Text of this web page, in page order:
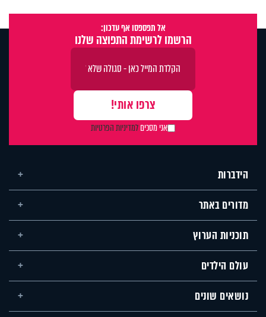
אל תפספסו אף עדכון:
הרשמו לרשימת התפוצה שלנו
אני מסכיםלמדיניות הפרטיות
הידברות
מדורים באתר
תוכניות הערוץ
עולם הילדים
נושאים שונים